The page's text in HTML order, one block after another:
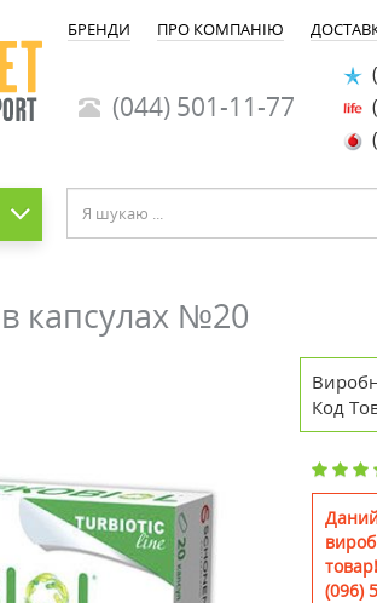
БРЕНДИ ПРО КОМПАНІЮ
(044) 501-11-77
капсулах №20
Код
товар!
(096)